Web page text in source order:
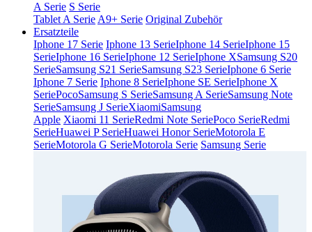
A Serie S Serie
Tablet A Serie A9+ Serie Original Zubehör
Ersatzteile
Iphone 17 Serie Iphone 13 SerieIphone 14 SerieIphone 15
SerieIphone 16 SerieIphone 12 SerieIphone XSamsung S20
SerieSamsung S21 SerieSamsung S23 SerieIphone 6 Serie
Iphone 7 Serie Iphone 8 SerieIphone SE SerieIphone X
SeriePocoSamsung S SerieSamsung A SerieSamsung Note
SerieSamsung J SerieXiaomiSamsung
Apple Xiaomi 11 SerieRedmi Note SeriePoco SerieRedmi
SerieHuawei P SerieHuawei Honor SerieMotorola E
SerieMotorola G SerieMotorola Serie Samsung Serie